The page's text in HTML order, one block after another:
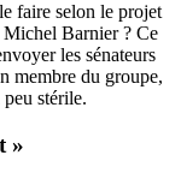
faire selon le projet
Michel Barnier ? Ce
les sénateurs
membre du groupe,
stérile.
»